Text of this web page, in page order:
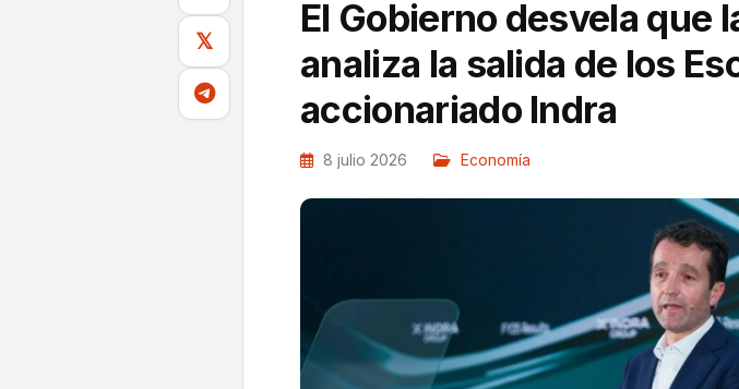
𝕏
El Gobierno desvela que
analiza la salida de los
accionariado Indra
8 julio 2026 Economía